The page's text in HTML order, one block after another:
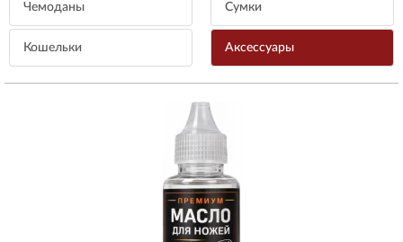
Чемоданы Сумки
Кошельки Aксессуары